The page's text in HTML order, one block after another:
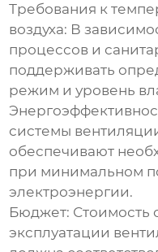
Требования к
воздуха: В
процессов и
поддерживать
режим и уровень
системы
обеспечивают
при минимальном
электроэнергии.
Бюджет: Стоимость
эксплуатации